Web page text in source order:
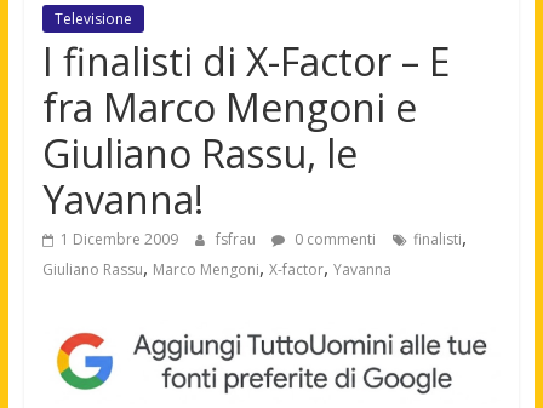
Motori,
gay
news
moda
maschile
Televisione
I finalisti di X-Factor – E
fra Marco Mengoni e
Giuliano Rassu, le
Yavanna!
1 Dicembre 2009 fsfrau 0 commenti finalisti,
Giuliano Rassu, Marco Mengoni, X-factor, Yavanna